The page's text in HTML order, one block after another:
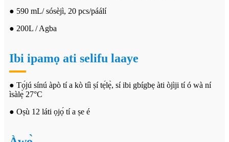
● 590 mL/ sósèjì, 20 pcs/páálí
● 200L / Agba
Ibi ipamọ ati selifu laaye
● Tọ́jú sínú àpò tí a kò tíì ṣí tẹ́lẹ̀, sí ibi gbígbẹ àti òjìji tí ó wà ní
ìsàlẹ̀ 27°C
● Oṣù 12 láti ọjọ́ tí a ṣe é